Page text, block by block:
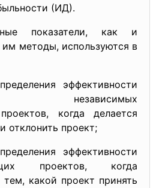
(ИД).
как и
методы, используются в
эффективности
независимых
когда делается
отклонить проект;
эффективности
проектов, когда
какой проект принять